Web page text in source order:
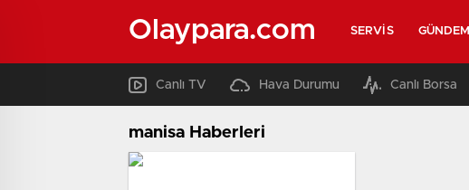
Olaypara.com SERVIS GÜNDEM
Canlı TV Hava Durumu Canlı Borsa
manisa Haberleri